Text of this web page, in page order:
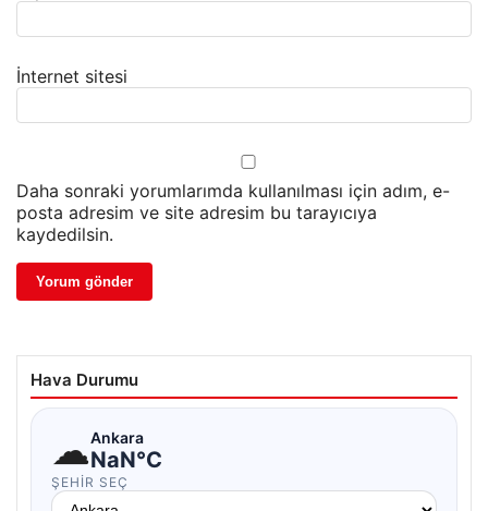
İnternet sitesi
Daha sonraki yorumlarımda kullanılması için adım, e-
posta adresim ve site adresim bu tarayıcıya
kaydedilsin.
Hava Durumu
☁Ankara
NaN°C
ŞEHIR SEÇ